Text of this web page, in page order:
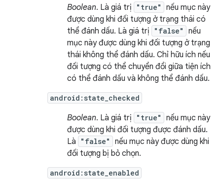
Boolean. Là giá trị "true"
nếu mục này
được dùng khi đối tượng ở trạng thái có
thể đánh dấu. Là giá trị
"false"
nếu
mục này được dùng khi đối tượng ở trạng
thái không thể đánh dấu. Chỉ hữu ích nếu
đối tượng có thể chuyển đổi giữa tiện ích
có thể đánh dấu và không thể đánh dấu.
android:state_checked
Boolean. Là giá trị "true"
nếu mục này
được dùng khi đối tượng được đánh dấu.
Là
"false"
nếu mục này được dùng khi
đối tượng bị bỏ chọn.
android:state_enabled